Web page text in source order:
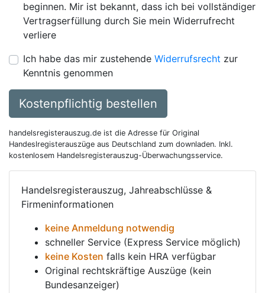
beginnen. Mir ist bekannt, dass ich bei vollständiger
Vertragserfüllung durch Sie mein Widerrufrecht
verliere
Ich habe das mir zustehende Widerrufsrecht zur
Kenntnis genommen
Kostenpflichtig bestellen
handelsregisterauszug.de ist die Adresse für Original
Handeslregisterauszüge aus Deutschland zum downladen. Inkl.
kostenlosem Handelsregisterauszug-Überwachungsservice.
Handelsregisterauszug, Jahreabschlüsse &
Firmeninformationen
keine Anmeldung notwendig
schneller Service (Express Service möglich)
keine Kosten falls kein HRA verfügbar
Original rechtskräftige Auszüge (kein
Bundesanzeiger)